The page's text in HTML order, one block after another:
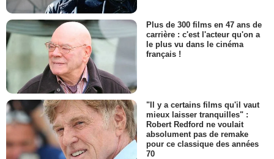
Plus de 300 films en 47 ans de
carrière : c'est l'acteur qu'on a
le plus vu dans le cinéma
français !
"Il y a certains films qu'il vaut
mieux laisser tranquilles" :
Robert Redford ne voulait
absolument pas de remake
pour ce classique des années
70